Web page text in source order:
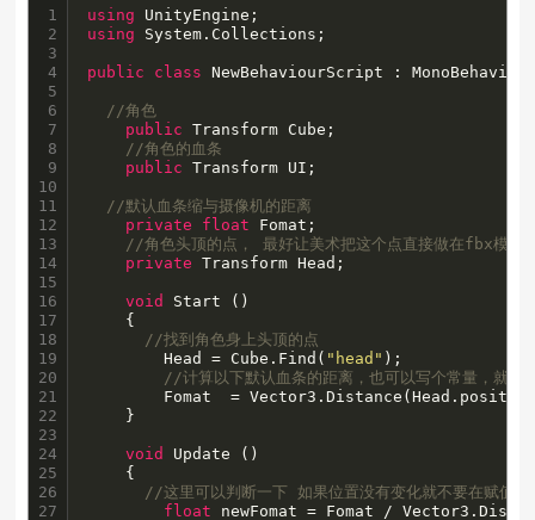
1
2
3
4
5
6
7
8
9
10
11
12
13
14
15
16
17
18
19
20
21
22
23
24
25
26
27
using
using System.Collections;
public class NewBehaviourScript :
//角色
public Transform Cube;
//角色的血条
public Transform UI;
//默认血条缩与摄像机的距离
private
float Fomat;
//角色头顶的点， 最好让美术把这个点直接做在fbx模型
private Transform Head;
void
Start ()
//找到角色身上头顶的点
		Head = Cube.Find(
"head" );
//计算以下默认血条的距离，也可以写个常量，就是
void
Update ()
//这里可以判断一下 如果位置没有变化就不要在赋值了
float newFomat = Fomat /